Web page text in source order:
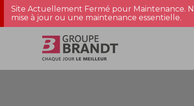
Site Actuellement Fermé pour Maintenance.
mise à jour ou une maintenance essentielle.